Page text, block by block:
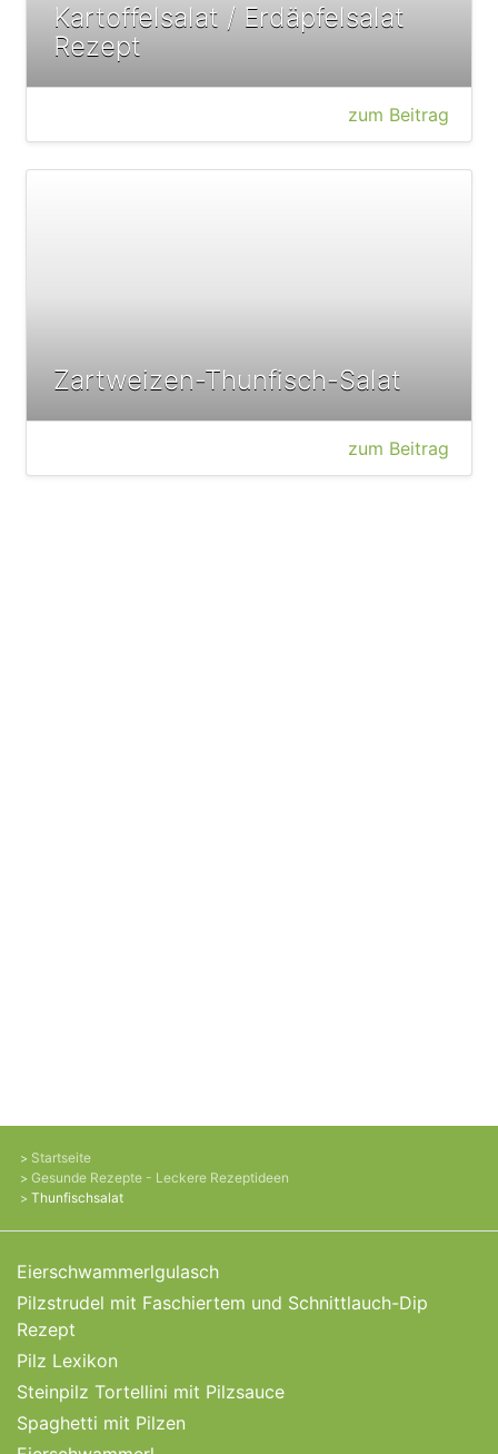
Kartoffelsalat / Erdäpfelsalat
Rezept
zum Beitrag
Zartweizen-Thunfisch-Salat
zum Beitrag
Startseite
Gesunde Rezepte - Leckere Rezeptideen
Thunfischsalat
Eierschwammerlgulasch
Pilzstrudel mit Faschiertem und Schnittlauch-Dip
Rezept
Pilz Lexikon
Steinpilz Tortellini mit Pilzsauce
Spaghetti mit Pilzen